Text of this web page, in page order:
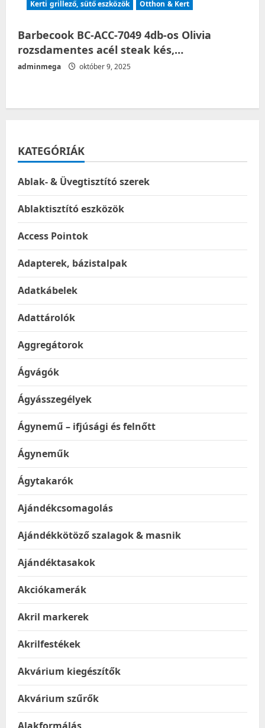
Kerti grillező, sütő eszközök Otthon & Kert
Barbecook BC-ACC-7049 4db-os Olivia
rozsdamentes acél steak kés,…
adminmega október 9, 2025
KATEGÓRIÁK
Ablak- & Üvegtisztító szerek
Ablaktisztító eszközök
Access Pointok
Adapterek, bázistalpak
Adatkábelek
Adattárolók
Aggregátorok
Ágvágók
Ágyásszegélyek
Ágynemű – ifjúsági és felnőtt
Ágyneműk
Ágytakarók
Ajándékcsomagolás
Ajándékkötöző szalagok & masnik
Ajándéktasakok
Akciókamerák
Akril markerek
Akrilfestékek
Akvárium kiegészítők
Akvárium szűrők